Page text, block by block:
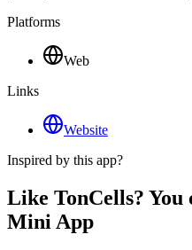
Platforms
Web
Links
Website
Inspired by this app?
Like TonCells?
Mini App